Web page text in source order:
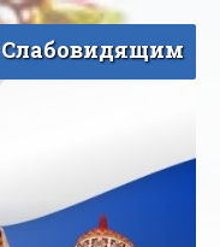
Слабовидящим